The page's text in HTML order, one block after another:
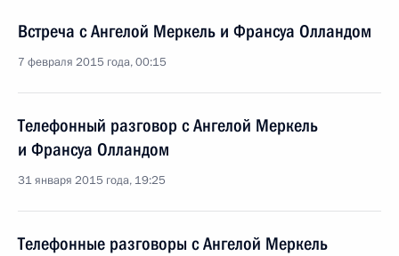
Встреча с Ангелой Меркель и Франсуа Олландом
7 февраля 2015 года, 00:15
Телефонный разговор с Ангелой Меркель
и Франсуа Олландом
31 января 2015 года, 19:25
Телефонные разговоры с Ангелой Меркель